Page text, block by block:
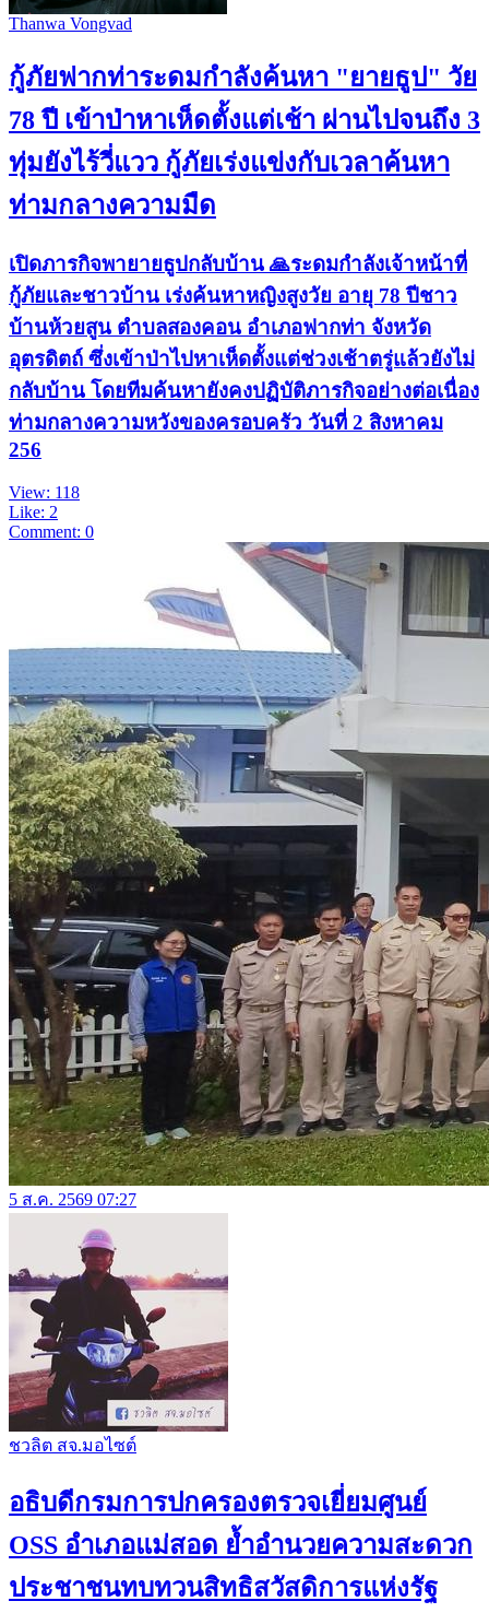
Thanwa Vongvad
กู้ภัยฟากท่าระดมกำลังค้นหา "ยายธูป" วัย
78 ปี เข้าป่าหาเห็ดตั้งแต่เช้า ผ่านไปจนถึง 3
ทุ่มยังไร้วี่แวว กู้ภัยเร่งแข่งกับเวลาค้นหา
ท่ามกลางความมืด
เปิดภารกิจพายายธูปกลับบ้าน 🙏ระดมกำลังเจ้าหน้าที่
กู้ภัยและชาวบ้าน เร่งค้นหาหญิงสูงวัย อายุ 78 ปีชาว
บ้านห้วยสูน ตำบลสองคอน อำเภอฟากท่า จังหวัด
อุตรดิตถ์ ซึ่งเข้าป่าไปหาเห็ดตั้งแต่ช่วงเช้าตรู่แล้วยังไม่
กลับบ้าน โดยทีมค้นหายังคงปฏิบัติภารกิจอย่างต่อเนื่อง
ท่ามกลางความหวังของครอบครัว วันที่ 2 สิงหาคม
256
View: 118
Like: 2
Comment: 0
5 ส.ค. 2569 07:27
ชวลิต สจ.มอไซต์
อธิบดีกรมการปกครองตรวจเยี่ยมศูนย์
OSS อำเภอแม่สอด ย้ำอำนวยความสะดวก
ประชาชนทบทวนสิทธิสวัสดิการแห่งรัฐ